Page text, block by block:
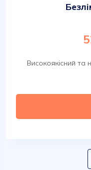
Високоякісний